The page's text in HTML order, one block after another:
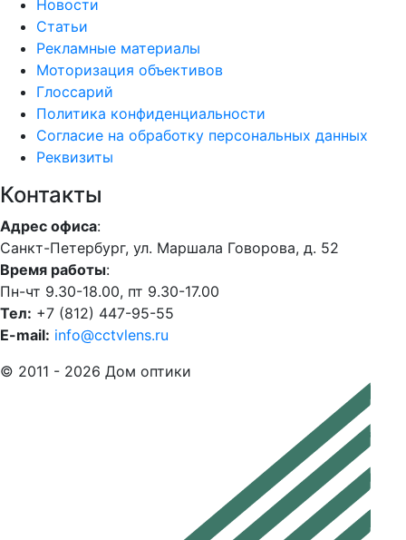
Новости
Статьи
Рекламные материалы
Моторизация объективов
Глоссарий
Политика конфиденциальности
Согласие на обработку персональных данных
Реквизиты
Контакты
Адрес офиса:
Санкт-Петербург, ул. Маршала Говорова, д. 52
Время работы:
Пн-чт 9.30-18.00, пт 9.30-17.00
Тел: +7 (812) 447-95-55
E-mail: info@cctvlens.ru
© 2011 - 2026 Дом оптики